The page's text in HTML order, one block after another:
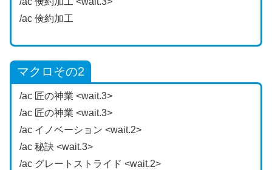
/ac 倹約加工
マクロその2
/ac 匠の神業 <wait.3>
/ac 匠の神業 <wait.3>
/ac イノベーション <wait.2>
/ac 秘訣 <wait.3>
/ac グレートストライド <wait.2>